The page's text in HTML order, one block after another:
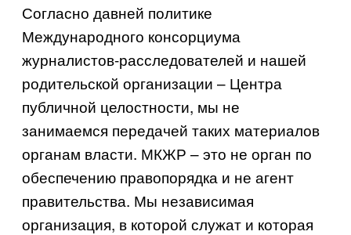
Согласно давней политике
Международного консорциума
журналистов-расследователей и нашей
родительской организации – Центра
публичной целостности, мы не
занимаемся передачей таких материалов
органам власти. МКЖР – это не орган по
обеспечению правопорядка и не агент
правительства. Мы независимая
организация, в которой служат и которая